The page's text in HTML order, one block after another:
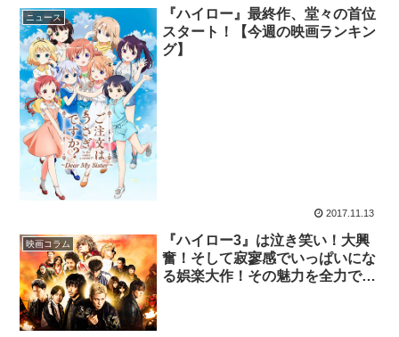
ニュース
『ハイロー』最終作、堂々の首位
スタート！【今週の映画ランキン
グ】
2017.11.13
映画コラム
『ハイロー3』は泣き笑い！大興
奮！そして寂寥感でいっぱいにな
る娯楽大作！その魅力を全力で語